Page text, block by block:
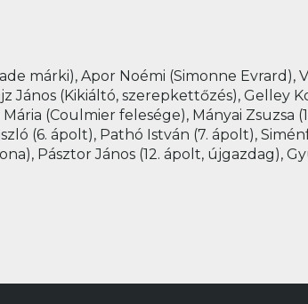
márki), Apor Noémi (Simonne Evrard),
János (Kikiáltó, szerepkettőzés), Gelley
(Coulmier felesége), Mányai Zsuzsa
(6. ápolt), Pathó István (7. ápolt),
Pásztor János (12. ápolt, újgazdag),